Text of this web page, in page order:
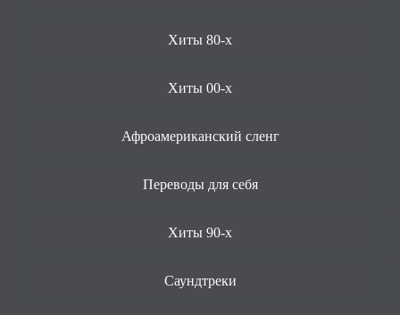
Хиты 80-х
Хиты 00-х
Афроамериканский сленг
Переводы для себя
Хиты 90-х
Саундтреки